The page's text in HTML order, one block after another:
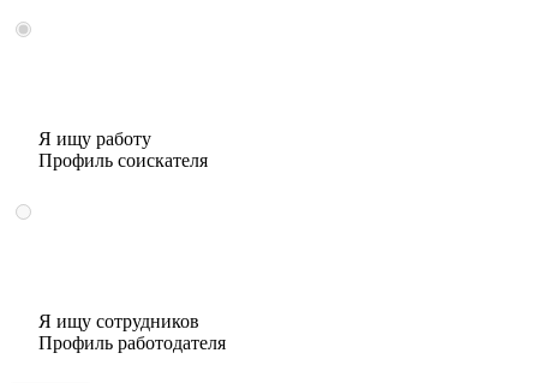
Я ищу работу
Профиль соискателя
Я ищу сотрудников
Профиль работодателя